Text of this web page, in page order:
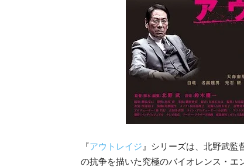
『アウト レイジ 』シリーズは、北野武監
の抗争を描いた究極のバイオレンス・エ